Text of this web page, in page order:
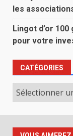
les
Lingot d’or
pour votre
CATÉGORIES
Catégories